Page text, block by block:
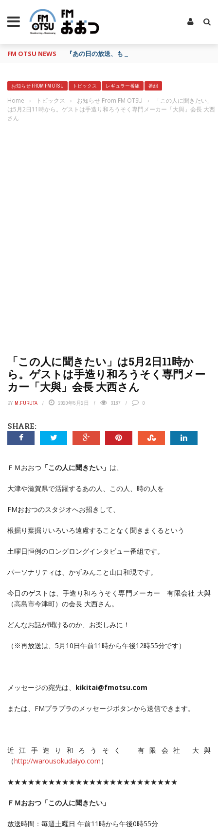
FM OTSU NEWS 『あの日の放送、もう一度聴きたいな…』にお応え
お知らせ FROM FM OTSU トピックス レギュラー番組 番組
Home › トピックス › お知らせ From FM OTSU ›
「この人に聞きたい」
は5月2日11時から。ゲストは手造り和ろうそく専門メーカー「大與」会長 大西
さん
「この人に聞きたい」は5月2日11時か
ら。ゲストは手造り和ろうそく専門メー
カー「大與」会長 大西さん
BY M.FURUTA 2020年5月2日 3187 0
SHARE:
ＦＭおおつ 「この人に聞きたい」 は、
大津や滋賀県で活躍するあの人、この人、時の人を
FMおおつのスタジオへお招きして、
根掘り葉掘りいろいろ遠慮することなく聞きまくるという
土曜日恒例のロングロングインタビュー番組です。
パーソナリティは、かずみんこと山口和現です。
今日のゲストは、手造り和ろうそく専門メーカー 有限会社 大與
（高島市今津町）の会長 大西さん。
どんなお話が聞けるのか、お楽しみに！
（※再放送は、5月10日午前11時から午後12時55分です）
メッセージの宛先は、 kikitai@fmotsu.com
または、FMプラプラのメッセージボタンから送信できます。
近江手造り和ろうそく 有限会社 大與
（http://warousokudaiyo.com）
★★★★★★★★★★★★★★★★★★★★★★★★★
ＦＭおおつ「この人に聞きたい」
放送時間：毎週土曜日 午前11時から午後0時55分